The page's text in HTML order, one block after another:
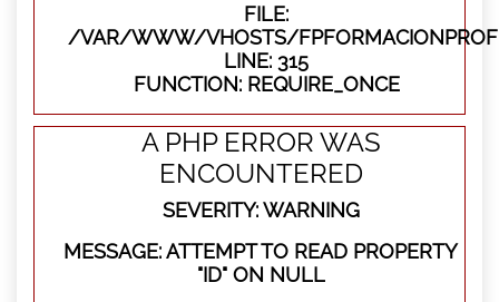
FILE:
/VAR/WWW/VHOSTS/
LINE: 315
FUNCTION: REQUIRE_ONCE
A PHP ERROR WAS
ENCOUNTERED
SEVERITY: WARNING
MESSAGE: ATTEMPT TO READ PROPERTY
"ID" ON NULL